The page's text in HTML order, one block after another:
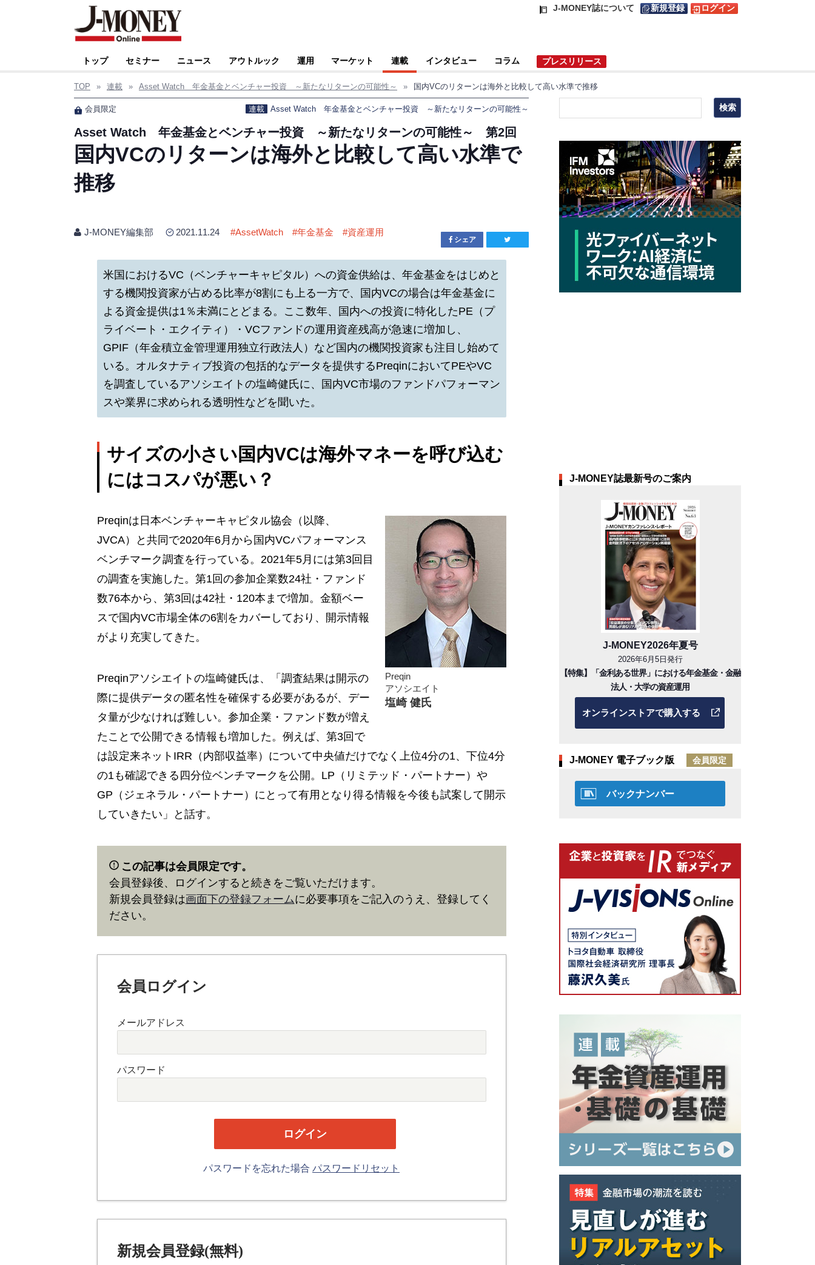
J-MONEY誌について 新規登録 ログイン
トップ セミナー ニュース アウトルック 運用 マーケット 連載 インタビュー コラム プレスリリース
TOP » 連載 » Asset Watch 年金基金とベンチャー投資 ～新たなリターンの可能性～ » 国内VCのリターンは海外と比較して高い水準で推移
会員限定 連載 Asset Watch 年金基金とベンチャー投資 ～新たなリターンの可能性～
Asset Watch 年金基金とベンチャー投資 ～新たなリターンの可能性～ 第2回
国内VCのリターンは海外と比較して高い水準で
推移
J-MONEY編集部 2021.11.24 #AssetWatch #年金基金 #資産運用
シェア
米国におけるVC（ベンチャーキャピタル）への資金供給は、年金基金をはじめと
する機関投資家が占める比率が8割にも上る一方で、国内VCの場合は年金基金に
よる資金提供は1％未満にとどまる。ここ数年、国内への投資に特化したPE（プ
ライベート・エクイティ）・VCファンドの運用資産残高が急速に増加し、
GPIF（年金積立金管理運用独立行政法人）など国内の機関投資家も注目し始めて
いる。オルタナティブ投資の包括的なデータを提供するPreqinにおいてPEやVC
を調査しているアソシエイトの塩崎健氏に、国内VC市場のファンドパフォーマン
スや業界に求められる透明性などを聞いた。
サイズの小さい国内VCは海外マネーを呼び込む
にはコスパが悪い？
Preqin
アソシエイト
塩崎 健氏
Preqinは日本ベンチャーキャピタル協会（以降、
JVCA）と共同で2020年6月から国内VCパフォーマンス
ベンチマーク調査を行っている。2021年5月には第3回目
の調査を実施した。第1回の参加企業数24社・ファンド
数76本から、第3回は42社・120本まで増加。金額ベー
スで国内VC市場全体の6割をカバーしており、開示情報
がより充実してきた。
Preqinアソシエイトの塩崎健氏は、「調査結果は開示の
際に提供データの匿名性を確保する必要があるが、デー
タ量が少なければ難しい。参加企業・ファンド数が増え
たことで公開できる情報も増加した。例えば、第3回で
は設定来ネットIRR（内部収益率）について中央値だけでなく上位4分の1、下位4分
の1も確認できる四分位ベンチマークを公開。LP（リミテッド・パートナー）や
GP（ジェネラル・パートナー）にとって有用となり得る情報を今後も試案して開示
していきたい」と話す。
この記事は会員限定です。
会員登録後、ログインすると続きをご覧いただけます。
新規会員登録は画面下の登録フォームに必要事項をご記入のうえ、登録してく
ださい。
会員ログイン
メールアドレス
パスワード
パスワードを忘れた場合 パスワードリセット
新規会員登録(無料)
J-MONEY誌最新号のご案内
J-MONEY2026年夏号
2026年6月5日発行
【特集】「金利ある世界」における年金基金・金融
法人・大学の資産運用
オンラインストアで購入する
J-MONEY 電子ブック版 会員限定
バックナンバー